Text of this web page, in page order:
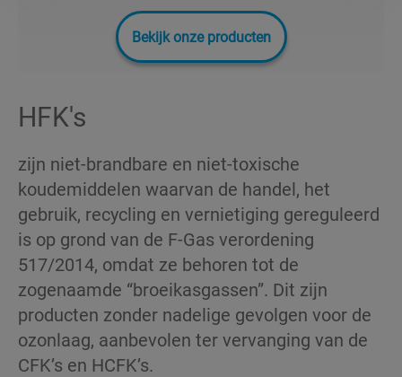
Bekijk onze producten
HFK's
zijn niet-brandbare en niet-toxische
koudemiddelen waarvan de handel, het
gebruik, recycling en vernietiging gereguleerd
is op grond van de F-Gas verordening
517/2014, omdat ze behoren tot de
zogenaamde “broeikasgassen”. Dit zijn
producten zonder nadelige gevolgen voor de
ozonlaag, aanbevolen ter vervanging van de
CFK’s en HCFK’s.